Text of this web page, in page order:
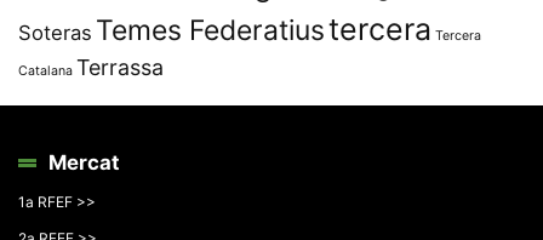
Soteras Temes Federatiustercera Tercera
Catalana Terrassa
Mercat
1a RFEF >>